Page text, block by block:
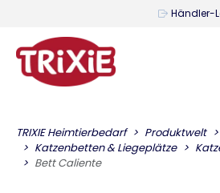
Händler-
TRIXIE Heimtierbedarf Produktwelt
Katzenbetten & Liegeplätze
Bett Caliente